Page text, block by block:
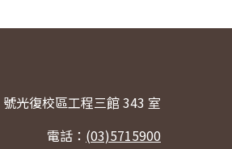
光復校區工程三館 343 室
電話： (03)5715900